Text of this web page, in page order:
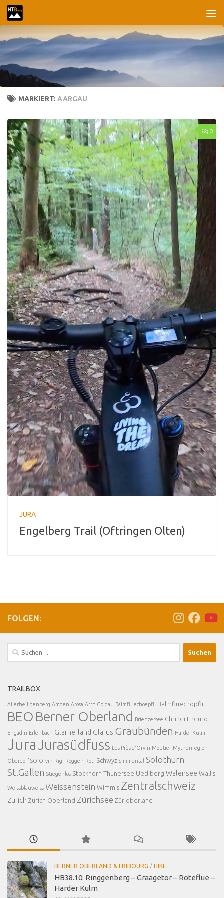
Unter dem Inhalt
MARKIERT: AARGAU
0
JURA
Engelberg Trail (Oftringen Olten)
FOLGEN:
Suchen
nach:
TRAILBOX
Allerheiligenberg Amden Arosa Arth Goldau Balmfluechoepfli Balmfluechöpfli
BEO Berner Oberland Brienzersee Chrindi Enduro
Engadin Erlenbach Glarnerland Glarus Graubünden Harder Kulm
JuraJurasüdfuss Les Près d'Orvin Moutier Mythenregion
Oberdorf SO Orvin Rigi Roggen Röti Schwyz Simmental Solothurn
St.Gallen Stiegenlos Stockhorn Thunersee Uetliberg Walensee Wallis
Weissblauweiss Weissenstein Wimmis Zentralschweiz
Zürich Zürich Oberland Zürichsee Zürioberland
BERNER OBERLAND & FRIBOURG / HIKE
HB38.10: Ringgenberg – Graagetor – Roteflue –
Harder Kulm